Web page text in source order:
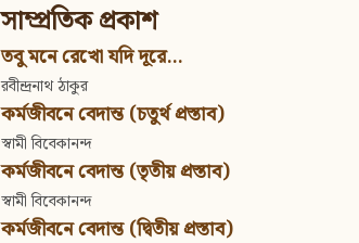
সাম্প্রতিক প্রকাশ
তবু মনে রেখো যদি দূরে...
রবীন্দ্রনাথ ঠাকুর
কর্মজীবনে বেদান্ত (চতুর্থ প্রস্তাব)
স্বামী বিবেকানন্দ
কর্মজীবনে বেদান্ত (তৃতীয় প্রস্তাব)
স্বামী বিবেকানন্দ
কর্মজীবনে বেদান্ত (দ্বিতীয় প্রস্তাব)